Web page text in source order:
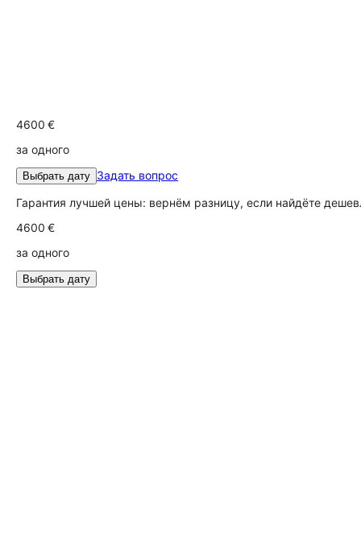
4600 €
за одного
Выбрать дату Задать вопрос
Гарантия лучшей цены: вернём разницу, если найдёте
4600 €
за одного
Выбрать дату